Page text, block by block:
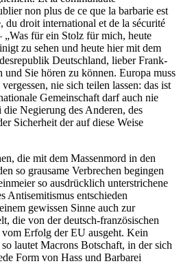
non plus de ce que la barbarie est
du droit international et de la sécurité
„Was für ein Stolz für mich, heute
zu sehen und heute hier mit dem
Deutschland, lieber Frank-
und Sie hören zu können. Europa muss
nie sich teilen lassen: das ist
Gemeinschaft darf auch nie
die Negierung des Anderen, des
Sicherheit der auf diese Weise
die mit dem Massenmord in den
so grausame Verbrechen begingen
so ausdrücklich unterstrichene
Antisemitismus entschieden
gewissen Sinne auch zur
die von der deutsch-französischen
Erfolg der EU ausgeht. Kein
lautet Macrons Botschaft, in der sich
Form von Hass und Barbarei